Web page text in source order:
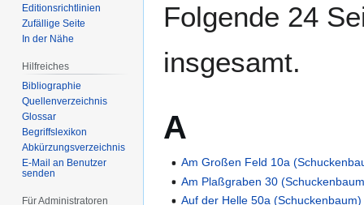
Folgende 24
insgesamt.
A
Am Großen Feld 10a
Am Plaßgraben 30
Auf der Helle 50a (Schuckenbaum)
Editionsrichtlinien
Zufällige Seite
In der Nähe
Hilfreiches
Bibliographie
Quellenverzeichnis
Glossar
Begriffslexikon
Abkürzungsverzeichnis
E-Mail an Benutzer
senden
Für Administratoren